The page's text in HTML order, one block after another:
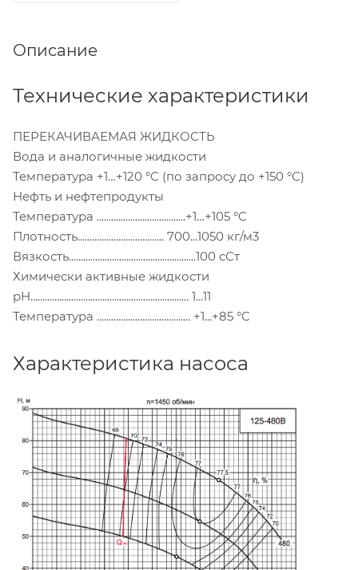
Описание
Технические характеристики
ПЕРЕКАЧИВАЕМАЯ ЖИДКОСТЬ
Вода и аналогичные жидкости
Температура +1…+120 °C (по запросу до +150 °C)
Нефть и нефтепродукты
Температура .....................................+1…+105 °C
Плотность.................................... 700...1050 кг/м3
Вязкость.....................................................100 сСт
Химически активные жидкости
pH.................................................................. 1...11
Температура ....................................... +1...+85 °C
Характеристика насоса